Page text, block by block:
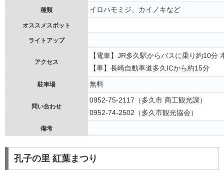
種類 イロハモミジ、カイノキなど
オススメスポット
ライトアップ
アクセス
【電車】JR多久駅からバスに乗り約10分
【車】長崎自動車道多久ICから約15分
駐車場 無料
問い合わせ
0952-75-2117（多久市 商工観光課）
0952-74-2502（多久市観光協会）
備考
孔子の里 紅葉まつり